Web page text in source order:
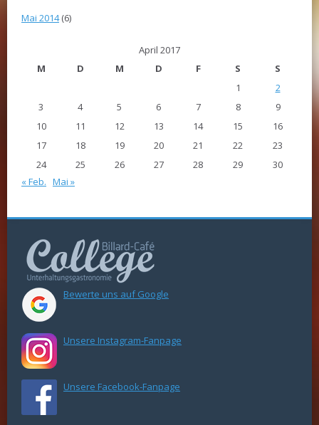
Mai 2014(6)
April 2017
M
D M D F S
S
1
2
3
4 5 6 7 8
9
10
11 12 13 14 15
16
17
18 19 20 21 22
23
24
25 26 27 28 29
30
« Feb. Mai »
Bewerte uns auf Google
Unsere Instagram-Fanpage
Unsere Facebook-Fanpage